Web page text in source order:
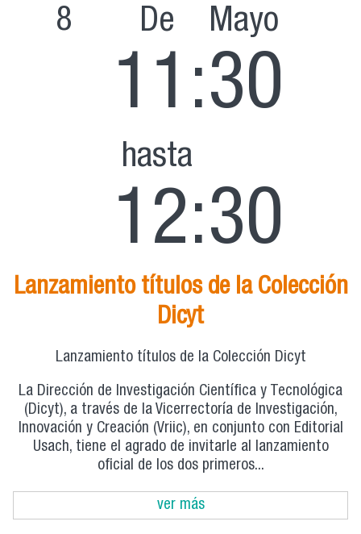
8 De
11:30
hasta
12:30
Mayo
Lanzamiento títulos de la Colección
Dicyt
Lanzamiento títulos de la Colección Dicyt
La Dirección de Investigación Científica y Tecnológica
(Dicyt), a través de la Vicerrectoría de Investigación,
Innovación y Creación (Vriic), en conjunto con Editorial
Usach, tiene el agrado de invitarle al lanzamiento
oficial de los dos primeros...
ver más